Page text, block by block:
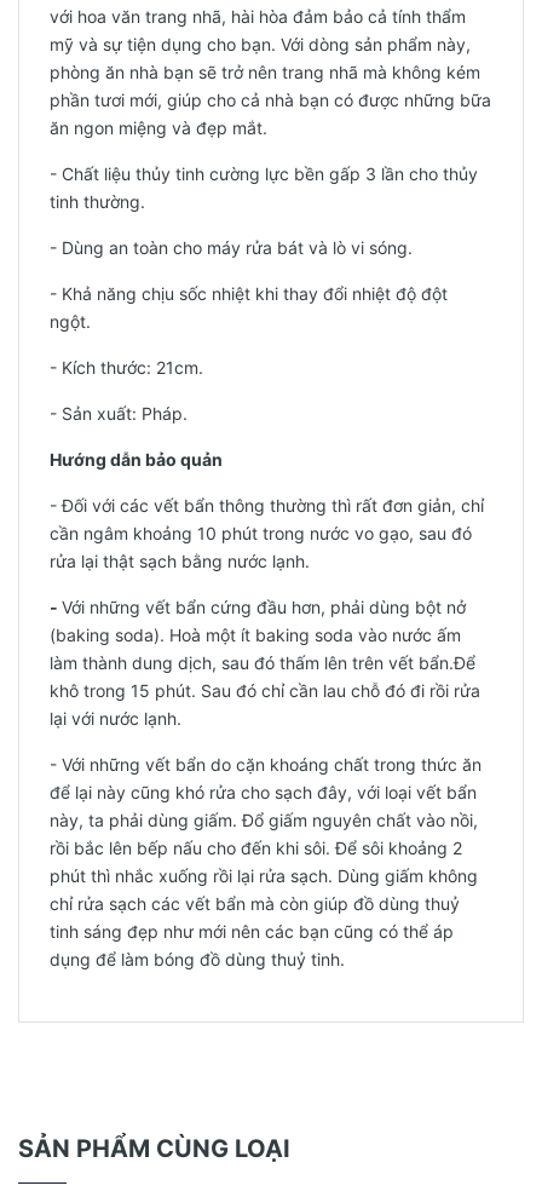
với hoa văn trang nhã, hài hòa đảm bảo cả tính thẩm
mỹ và sự tiện dụng cho bạn. Với dòng sản phẩm này,
phòng ăn nhà bạn sẽ trở nên trang nhã mà không kém
phần tươi mới, giúp cho cả nhà bạn có được những bữa
ăn ngon miệng và đẹp mắt.
- Chất liệu thủy tinh cường lực bền gấp 3 lần cho thủy
tinh thường.
- Dùng an toàn cho máy rửa bát và lò vi sóng.
- Khả năng chịu sốc nhiệt khi thay đổi nhiệt độ đột
ngột.
- Kích thước: 21cm.
- Sản xuất: Pháp.
Hướng dẫn bảo quản
- Đối với các vết bẩn thông thường thì rất đơn giản, chỉ
cần ngâm khoảng 10 phút trong nước vo gạo, sau đó
rửa lại thật sạch bằng nước lạnh.
- Với những vết bẩn cứng đầu hơn, phải dùng bột nở
(baking soda). Hoà một ít baking soda vào nước ấm
làm thành dung dịch, sau đó thấm lên trên vết bẩn.Để
khô trong 15 phút. Sau đó chỉ cần lau chỗ đó đi rồi rửa
lại với nước lạnh.
- Với những vết bẩn do cặn khoáng chất trong thức ăn
để lại này cũng khó rửa cho sạch đây, với loại vết bẩn
này, ta phải dùng giấm. Đổ giấm nguyên chất vào nồi,
rồi bắc lên bếp nấu cho đến khi sôi. Để sôi khoảng 2
phút thì nhắc xuống rồi lại rửa sạch. Dùng giấm không
chỉ rửa sạch các vết bẩn mà còn giúp đồ dùng thuỷ
tinh sáng đẹp như mới nên các bạn cũng có thể áp
dụng để làm bóng đồ dùng thuỷ tinh.
SẢN PHẨM CÙNG LOẠI